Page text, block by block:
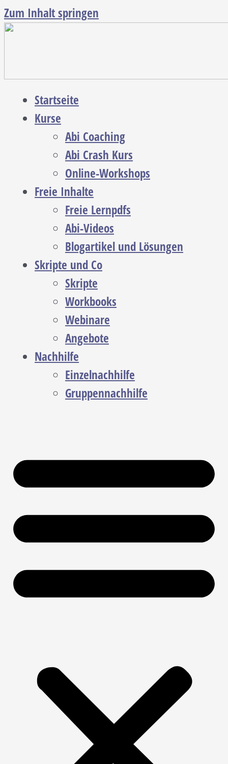
Zum Inhalt springen
Startseite
Kurse
Abi Coaching
Abi Crash Kurs
Online-Workshops
Freie Inhalte
Freie Lernpdfs
Abi-Videos
Blogartikel und Lösungen
Skripte und Co
Skripte
Workbooks
Webinare
Angebote
Nachhilfe
Einzelnachhilfe
Gruppennachhilfe